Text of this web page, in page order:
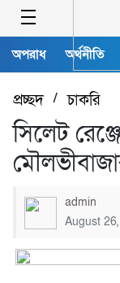
অপরাধ অর্থনীতি
প্রচ্ছদ/চাকরি
সিলেট
admin
August